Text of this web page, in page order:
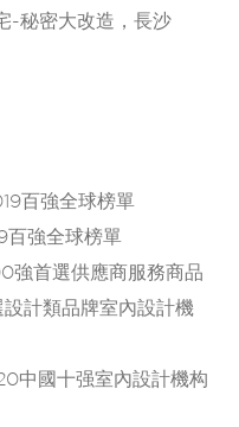
-秘密大改造，長沙
百強全球榜單
百強全球榜單
強首選供應商服務商品
計類品牌室內設計機
中國十强室內設計機构